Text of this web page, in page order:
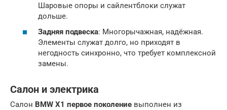
Шаровые опоры и сайлентблоки служат
дольше.
Задняя подвеска: Многорычажная, надёжная.
Элементы служат долго, но приходят в
негодность синхронно, что требует комплексной
замены.
Салон и электрика
Салон BMW X1 первое поколение выполнен из